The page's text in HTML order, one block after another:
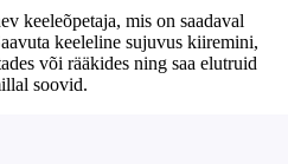
keeleõpetaja, mis on saadaval
keeleline sujuvus kiiremini,
või rääkides ning saa elutruid
soovid.